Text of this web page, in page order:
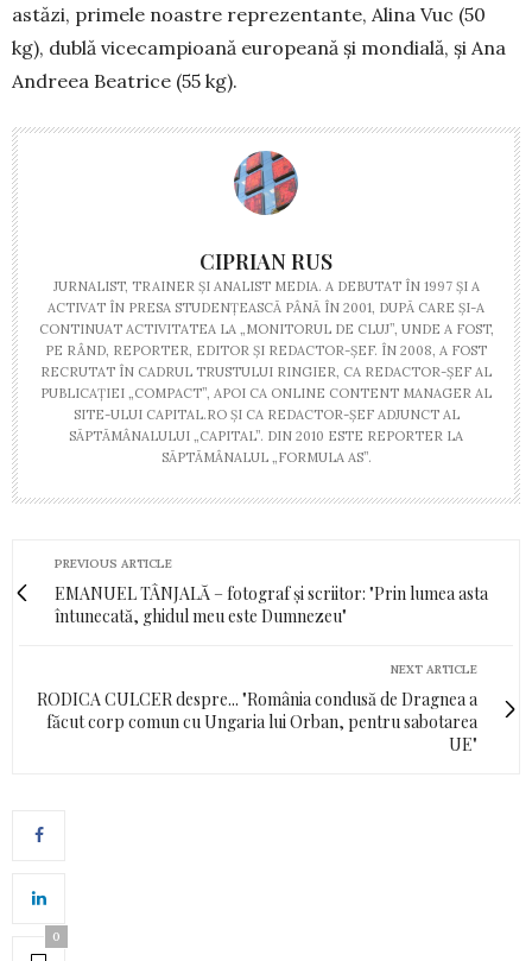
astăzi, primele noastre reprezentante, Alina Vuc (50
kg), dublă vicecampioană europeană și mondială, și Ana
Andreea Beatrice (55 kg).
CIPRIAN RUS
JURNALIST, TRAINER ŞI ANALIST MEDIA. A DEBUTAT ÎN 1997 ŞI A
ACTIVAT ÎN PRESA STUDENŢEASCĂ PÂNĂ ÎN 2001, DUPĂ CARE ŞI-A
CONTINUAT ACTIVITATEA LA „MONITORUL DE CLUJ”, UNDE A FOST,
PE RÂND, REPORTER, EDITOR ŞI REDACTOR-ŞEF. ÎN 2008, A FOST
RECRUTAT ÎN CADRUL TRUSTULUI RINGIER, CA REDACTOR-ŞEF AL
PUBLICAŢIEI „COMPACT”, APOI CA ONLINE CONTENT MANAGER AL
SITE-ULUI CAPITAL.RO ŞI CA REDACTOR-ŞEF ADJUNCT AL
SĂPTĂMÂNALULUI „CAPITAL”. DIN 2010 ESTE REPORTER LA
SĂPTĂMÂNALUL „FORMULA AS”.
PREVIOUS ARTICLE
EMANUEL TÂNJALĂ – fotograf și scriitor: "Prin lumea asta
întunecată, ghidul meu este Dumnezeu"
NEXT ARTICLE
RODICA CULCER despre... "România condusă de Dragnea a
fă­cut corp comun cu Ungaria lui Orban, pentru sabotarea
UE"
0